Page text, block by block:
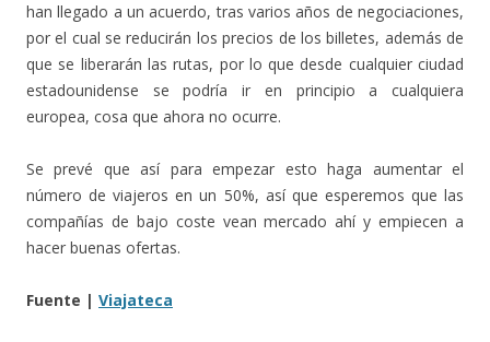
han llegado a un acuerdo, tras varios años de negociaciones,
por el cual se reducirán los precios de los billetes, además de
que se liberarán las rutas, por lo que desde cualquier ciudad
estadounidense se podría ir en principio a cualquiera
europea, cosa que ahora no ocurre.
Se prevé que así para empezar esto haga aumentar el
número de viajeros en un 50%, así que esperemos que las
compañías de bajo coste vean mercado ahí y empiecen a
hacer buenas ofertas.
Fuente | Viajateca